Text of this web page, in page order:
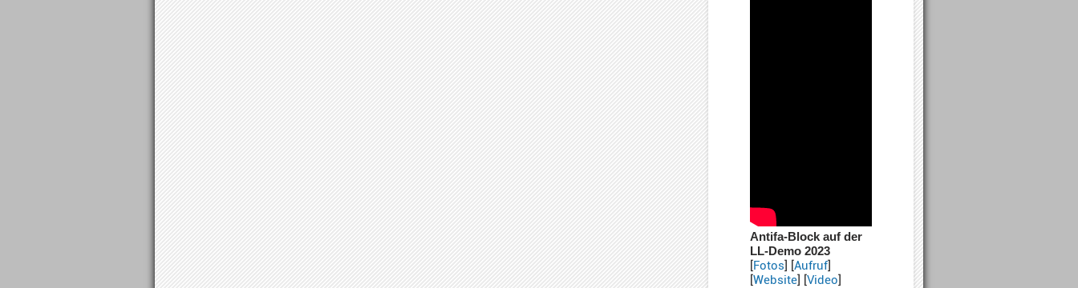
Antifa-Block auf der
LL-Demo 2023
[Fotos] [Aufruf]
[Website] [Video]